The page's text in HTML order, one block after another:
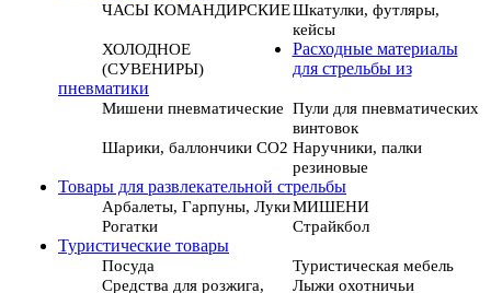
ЧАСЫ КОМАНДИРСКИЕШкатулки, футляры,
кейсы
ХОЛОДНОЕ
(СУВЕНИРЫ)
Расходные материалы
для стрельбы из
пневматики
Мишени пневматические Пули для пневматических
винтовок
Шарики, баллончики СО2 Наручники, палки
резиновые
Товары для развлекательной стрельбы
Арбалеты, Гарпуны, ЛукиМИШЕНИ
Рогатки
Страйкбол
Туристические товары
Посуда
Туристическая мебель
Средства для розжига,
Лыжи охотничьи